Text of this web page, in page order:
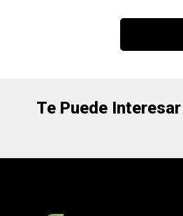
Te Puede Interesar